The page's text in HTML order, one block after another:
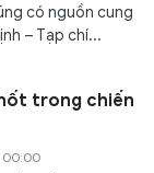
có nguồn cung
– Tạp chí...
trong chiến
00:00